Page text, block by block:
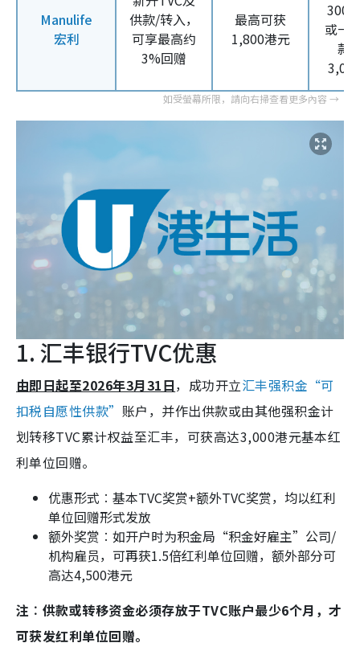
Manulife
宏利
供款/转入，
可享最高约
3%回赠
最高可获
1,800港元
300
或一
款
1. 汇丰银行TVC优惠
由即日起至2026年3月31日，成功开立汇丰强积金“可
扣税自愿性供款” 账户，并作出供款或由其他强积金计
划转移TVC累计权益至汇丰，可获高达3,000港元基本红
利单位回赠。
优惠形式︰基本TVC奖赏+额外TVC奖赏，均以红利
单位回赠形式发放
额外奖赏︰如开户时为积金局“积金好雇主”公司/
机构雇员，可再获1.5倍红利单位回赠，额外部分可
高达4,500港元
注︰供款或转移资金必须存放于TVC账户最少6个月，才
可获发红利单位回赠。